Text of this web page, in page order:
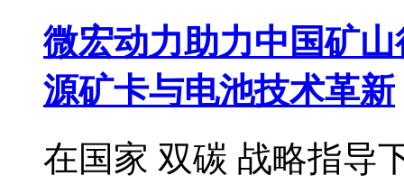
微宏动力助力中国矿
源矿卡与电池技术革新
在国家 双碳 战略指导